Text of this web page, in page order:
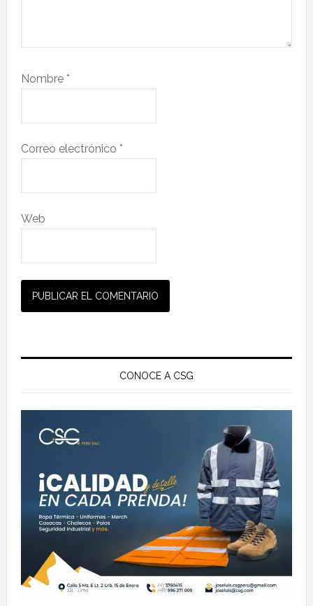
Nombre *
Correo electrónico *
Web
Barra
principal
CONOCE A CSG